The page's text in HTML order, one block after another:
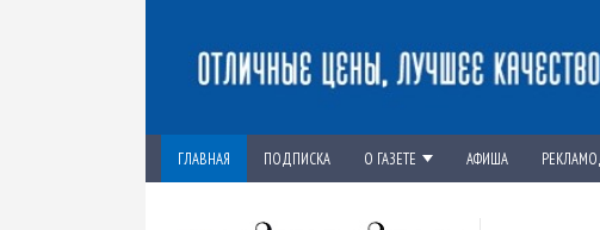
ГЛАВНАЯ ПОДПИСКА О ГАЗЕТЕ АФИША